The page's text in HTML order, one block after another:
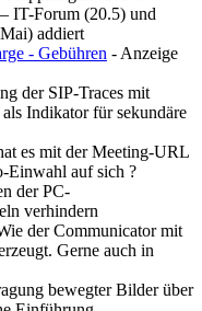
IT-Forum (20.5) und
addiert
- Gebühren - Anzeige
der SIP-Traces mit
Indikator für sekundäre
es mit der Meeting-URL
Einwahl auf sich ?
der PC-
verhindern
der Communicator mit
Gerne auch in
bewegter Bilder über